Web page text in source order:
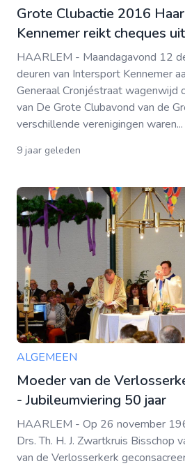
Grote Clubactie 2016
Kennemer reikt cheques uit
HAARLEM - Maandagavond 12
deuren van Intersport Kennemer
Generaal Cronjéstraat wagenwijd
van De Grote Clubavond van de
verschillende verenigingen waren...
9 jaar geleden
ALGEMEEN
Moeder van de
- Jubileumviering 50 jaar
HAARLEM - Op 26 november
Drs. Th. H. J. Zwartkruis Bisschop
van de Verlosserkerk